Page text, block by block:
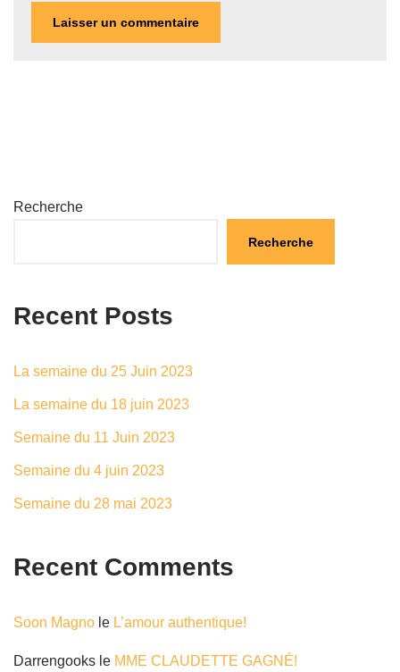
Recherche
Recherche
Recent Posts
La semaine du 25 Juin 2023
La semaine du 18 juin 2023
Semaine du 11 Juin 2023
Semaine du 4 juin 2023
Semaine du 28 mai 2023
Recent Comments
Soon Magno le L’amour authentique!
Darrengooks le MME CLAUDETTE GAGNÉ!